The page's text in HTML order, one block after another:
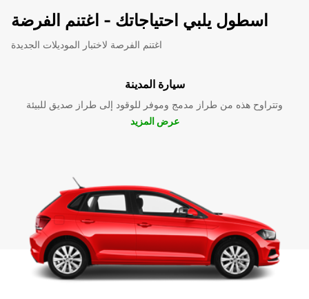
اسطول يلبي احتياجاتك - اغتنم الفرضة
اغتنم الفرصة لاختبار الموديلات الجديدة
سيارة المدينة
وتتراوح هذه من طراز مدمج وموفر للوقود إلى طراز صديق للبيئة
عرض المزيد